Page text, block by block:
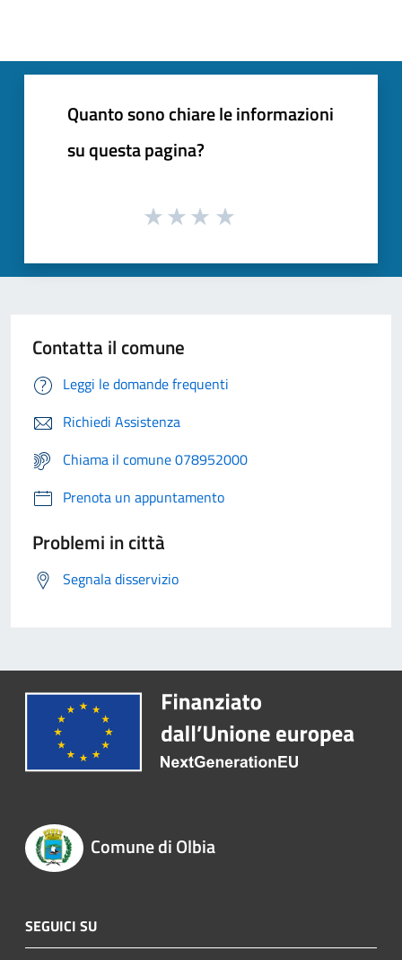
Quanto sono chiare le informazioni
su questa pagina?
Contatta il comune
Leggi le domande frequenti
Richiedi Assistenza
Chiama il comune 078952000
Prenota un appuntamento
Problemi in città
Segnala disservizio
Comune di Olbia
SEGUICI SU